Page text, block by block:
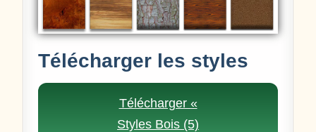
Télécharger les styles
Télécharger «
Styles Bois (5)